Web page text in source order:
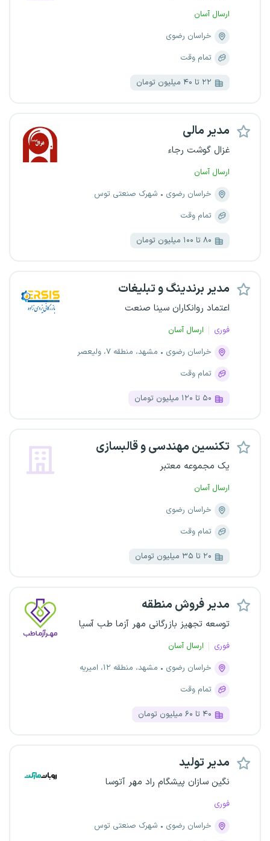
ارسال آسان
خراسان رضوی
تمام وقت
۲۲ تا ۴۰ میلیون تومان
مدیر مالی
غزال گوشت رجاء
ارسال آسان
خراسان رضوی
شهرک صنعتی توس
تمام وقت
۸۰ تا ۱۰۰ میلیون تومان
مدیر برندینگ و تبلیغات
اعتماد روانکاران سینا صنعت
فوری
ارسال آسان
خراسان رضوی
مشهد، منطقه ۷، ولیعصر
تمام وقت
۵۰ تا ۱۲۰ میلیون تومان
تکنسین مهندسی و قالبسازی
یک مجموعه معتبر
ارسال آسان
خراسان رضوی
تمام وقت
۲۰ تا ۳۵ میلیون تومان
مدیر فروش منطقه
توسعه تجهیز بازرگانی مهر آزما طب آسیا
فوری
ارسال آسان
خراسان رضوی
مشهد، منطقه ۱۲، امیریه
تمام وقت
۴۰ تا ۶۰ میلیون تومان
مدیر تولید
نگین سازان پیشگام راد مهر آتوسا
فوری
خراسان رضوی
شهرک صنعتی توس